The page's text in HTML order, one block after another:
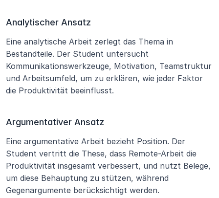
Analytischer Ansatz
Eine analytische Arbeit zerlegt das Thema in
Bestandteile. Der Student untersucht
Kommunikationswerkzeuge, Motivation, Teamstruktur
und Arbeitsumfeld, um zu erklären, wie jeder Faktor
die Produktivität beeinflusst.
Argumentativer Ansatz
Eine argumentative Arbeit bezieht Position. Der
Student vertritt die These, dass Remote-Arbeit die
Produktivität insgesamt verbessert, und nutzt Belege,
um diese Behauptung zu stützen, während
Gegenargumente berücksichtigt werden.